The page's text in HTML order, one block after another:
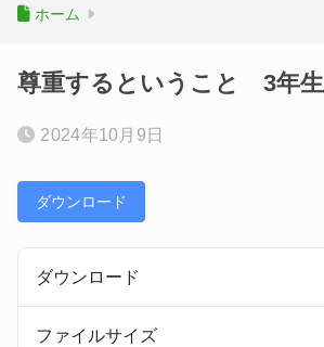
ホーム
尊重するということ 3年生
2024年10月9日
ダウンロード
ダウンロード
ファイルサイズ